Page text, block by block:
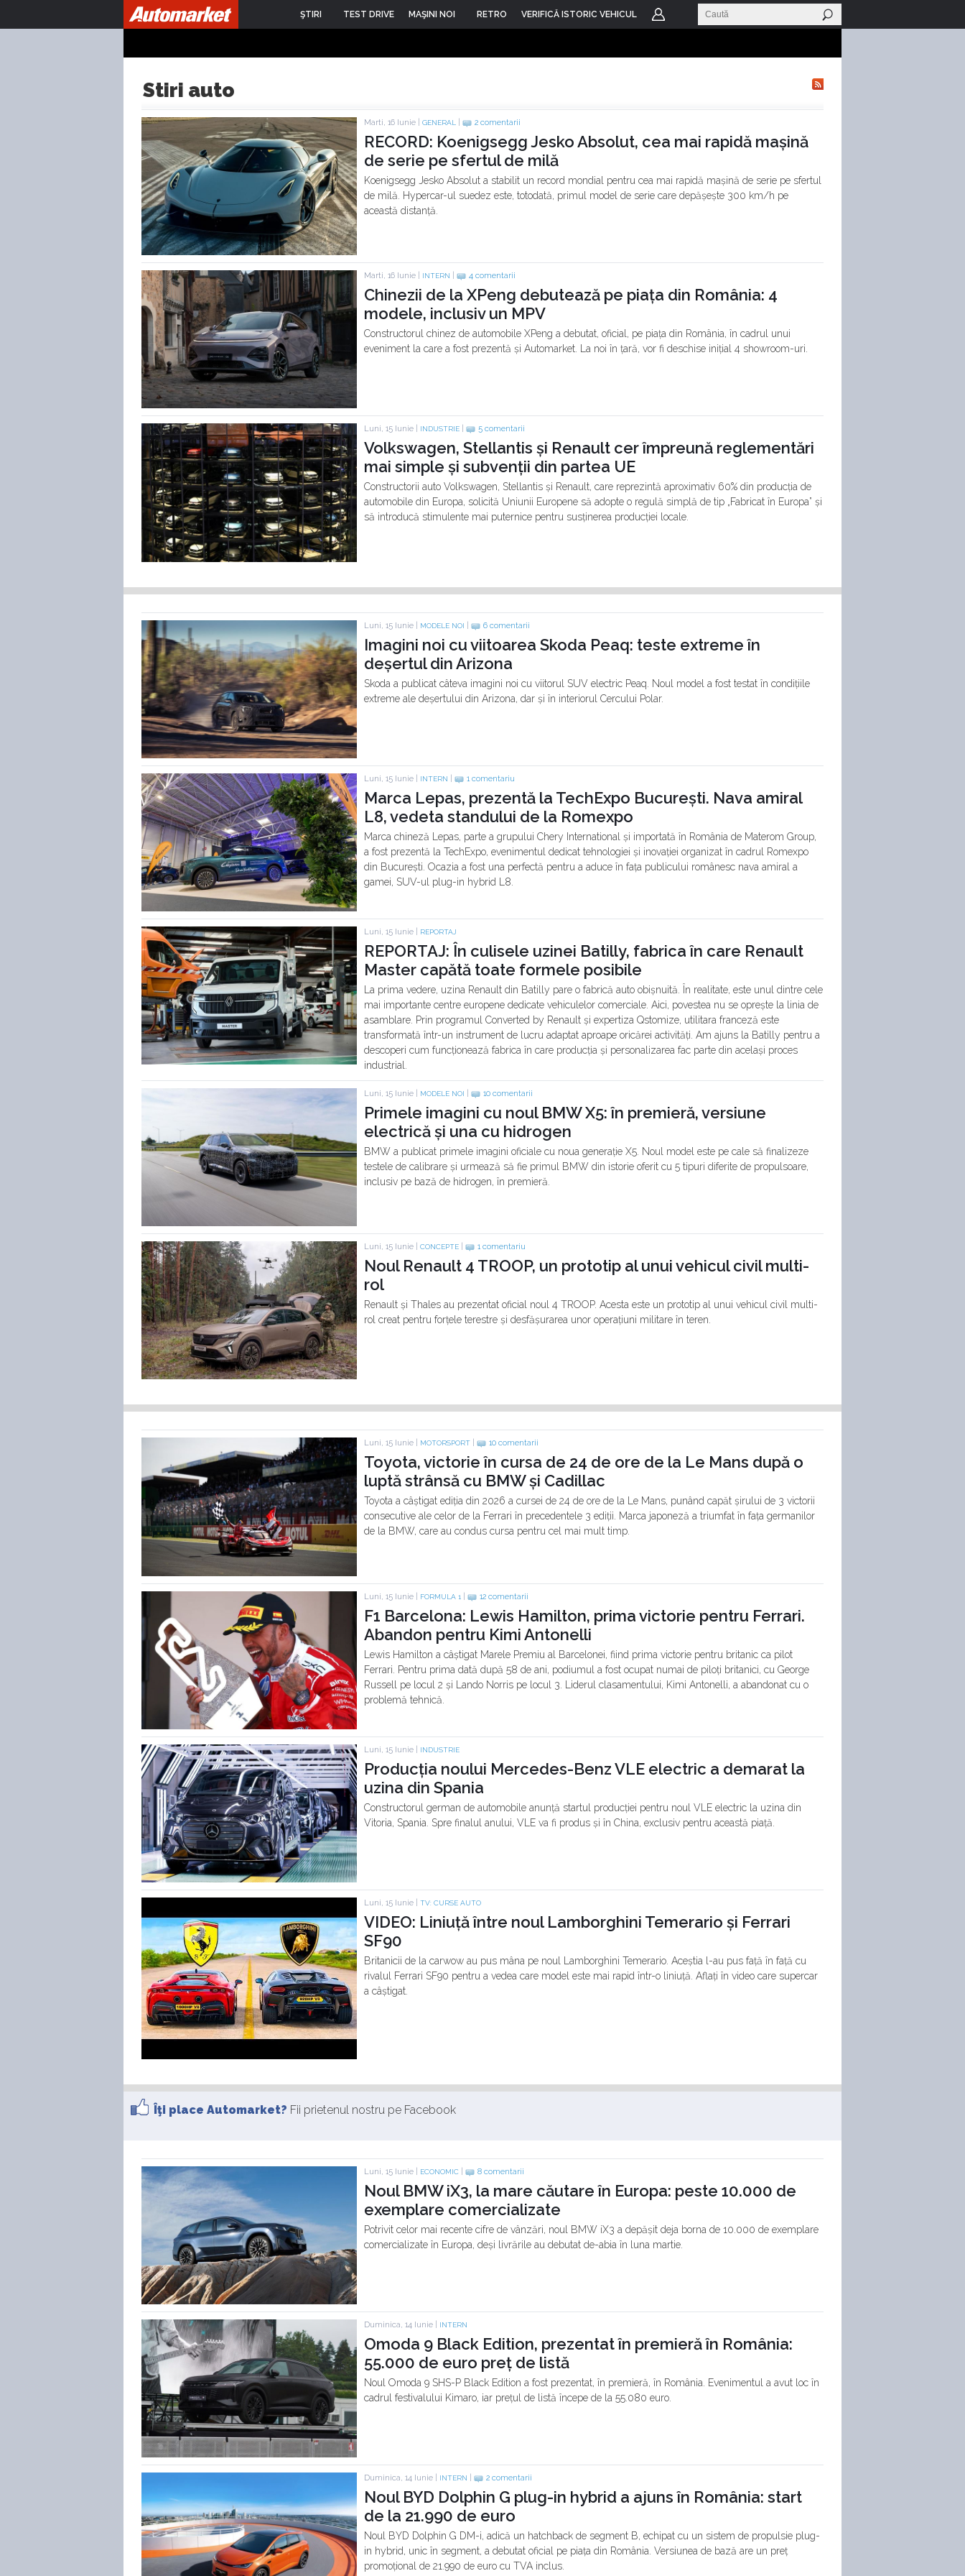
ŞTIRI TEST DRIVE MAŞINI NOI RETRO VERIFICĂ ISTORIC VEHICUL
Stiri auto
Marti, 16 Iunie | GENERAL 2 comentarii
RECORD: Koenigsegg Jesko Absolut, cea mai rapidă mașină
de serie pe sfertul de milă
Koenigsegg Jesko Absolut a stabilit un record mondial pentru cea mai rapidă mașină de serie pe sfertul
de milă. Hypercar-ul suedez este, totodată, primul model de serie care depășește 300 km/h pe
această distanță.
Marti, 16 Iunie | INTERN 4 comentarii
Chinezii de la XPeng debutează pe piața din România: 4
modele, inclusiv un MPV
Constructorul chinez de automobile XPeng a debutat, oficial, pe piața din România, în cadrul unui
eveniment la care a fost prezentă și Automarket. La noi în țară, vor fi deschise inițial 4 showroom-uri.
Luni, 15 Iunie | INDUSTRIE 5 comentarii
Volkswagen, Stellantis și Renault cer împreună reglementări
mai simple și subvenții din partea UE
Constructorii auto Volkswagen, Stellantis și Renault, care reprezintă aproximativ 60% din producția de
automobile din Europa, solicită Uniunii Europene să adopte o regulă simplă de tip „Fabricat în Europa” și
să introducă stimulente mai puternice pentru susținerea producției locale.
Luni, 15 Iunie | MODELE NOI 6 comentarii
Imagini noi cu viitoarea Skoda Peaq: teste extreme în
deșertul din Arizona
Skoda a publicat câteva imagini noi cu viitorul SUV electric Peaq. Noul model a fost testat în condițiile
extreme ale deșertului din Arizona, dar și în interiorul Cercului Polar.
Luni, 15 Iunie | INTERN 1 comentariu
Marca Lepas, prezentă la TechExpo București. Nava amiral
L8, vedeta standului de la Romexpo
Marca chineză Lepas, parte a grupului Chery International și importată în România de Materom Group,
a fost prezentă la TechExpo, evenimentul dedicat tehnologiei și inovației organizat în cadrul Romexpo
din București. Ocazia a fost una perfectă pentru a aduce în fața publicului românesc nava amiral a
gamei, SUV-ul plug-in hybrid L8.
Luni, 15 Iunie | REPORTAJ
REPORTAJ: În culisele uzinei Batilly, fabrica în care Renault
Master capătă toate formele posibile
La prima vedere, uzina Renault din Batilly pare o fabrică auto obișnuită. În realitate, este unul dintre cele
mai importante centre europene dedicate vehiculelor comerciale. Aici, povestea nu se oprește la linia de
asamblare. Prin programul Converted by Renault și expertiza Qstomize, utilitara franceză este
transformată într-un instrument de lucru adaptat aproape oricărei activități. Am ajuns la Batilly pentru a
descoperi cum funcționează fabrica în care producția și personalizarea fac parte din același proces
industrial.
Luni, 15 Iunie | MODELE NOI 10 comentarii
Primele imagini cu noul BMW X5: în premieră, versiune
electrică și una cu hidrogen
BMW a publicat primele imagini oficiale cu noua generație X5. Noul model este pe cale să finalizeze
testele de calibrare și urmează să fie primul BMW din istorie oferit cu 5 tipuri diferite de propulsoare,
inclusiv pe bază de hidrogen, în premieră.
Luni, 15 Iunie | CONCEPTE 1 comentariu
Noul Renault 4 TROOP, un prototip al unui vehicul civil multi-
rol
Renault și Thales au prezentat oficial noul 4 TROOP. Acesta este un prototip al unui vehicul civil multi-
rol creat pentru forțele terestre și desfășurarea unor operațiuni militare în teren.
Luni, 15 Iunie | MOTORSPORT 10 comentarii
Toyota, victorie în cursa de 24 de ore de la Le Mans după o
luptă strânsă cu BMW și Cadillac
Toyota a câștigat ediția din 2026 a cursei de 24 de ore de la Le Mans, punând capăt șirului de 3 victorii
consecutive ale celor de la Ferrari în precedentele 3 ediții. Marca japoneză a triumfat în fața germanilor
de la BMW, care au condus cursa pentru cel mai mult timp.
Luni, 15 Iunie | FORMULA 1 12 comentarii
F1 Barcelona: Lewis Hamilton, prima victorie pentru Ferrari.
Abandon pentru Kimi Antonelli
Lewis Hamilton a câștigat Marele Premiu al Barcelonei, fiind prima victorie pentru britanic ca pilot
Ferrari. Pentru prima dată după 58 de ani, podiumul a fost ocupat numai de piloți britanici, cu George
Russell pe locul 2 și Lando Norris pe locul 3. Liderul clasamentului, Kimi Antonelli, a abandonat cu o
problemă tehnică.
Luni, 15 Iunie | INDUSTRIE
Producția noului Mercedes-Benz VLE electric a demarat la
uzina din Spania
Constructorul german de automobile anunță startul producției pentru noul VLE electric la uzina din
Vitoria, Spania. Spre finalul anului, VLE va fi produs și în China, exclusiv pentru această piață.
Luni, 15 Iunie | TV: CURSE AUTO
VIDEO: Liniuță între noul Lamborghini Temerario și Ferrari
SF90
Britanicii de la carwow au pus mâna pe noul Lamborghini Temerario. Aceștia l-au pus față în față cu
rivalul Ferrari SF90 pentru a vedea care model este mai rapid într-o liniuță. Aflați în video care supercar
a câștigat.
Îţi place Automarket? Fii prietenul nostru pe Facebook
Luni, 15 Iunie | ECONOMIC 8 comentarii
Noul BMW iX3, la mare căutare în Europa: peste 10.000 de
exemplare comercializate
Potrivit celor mai recente cifre de vânzări, noul BMW iX3 a depășit deja borna de 10.000 de exemplare
comercializate în Europa, deși livrările au debutat de-abia în luna martie.
Duminica, 14 Iunie | INTERN
Omoda 9 Black Edition, prezentat în premieră în România:
55.000 de euro preț de listă
Noul Omoda 9 SHS-P Black Edition a fost prezentat, în premieră, în România. Evenimentul a avut loc în
cadrul festivalului Kimaro, iar prețul de listă începe de la 55.080 euro.
Duminica, 14 Iunie | INTERN 2 comentarii
Noul BYD Dolphin G plug-in hybrid a ajuns în România: start
de la 21.990 de euro
Noul BYD Dolphin G DM-i, adică un hatchback de segment B, echipat cu un sistem de propulsie plug-
in hybrid, unic în segment, a debutat oficial pe piața din România. Versiunea de bază are un preț
promoțional de 21.990 de euro cu TVA inclus.